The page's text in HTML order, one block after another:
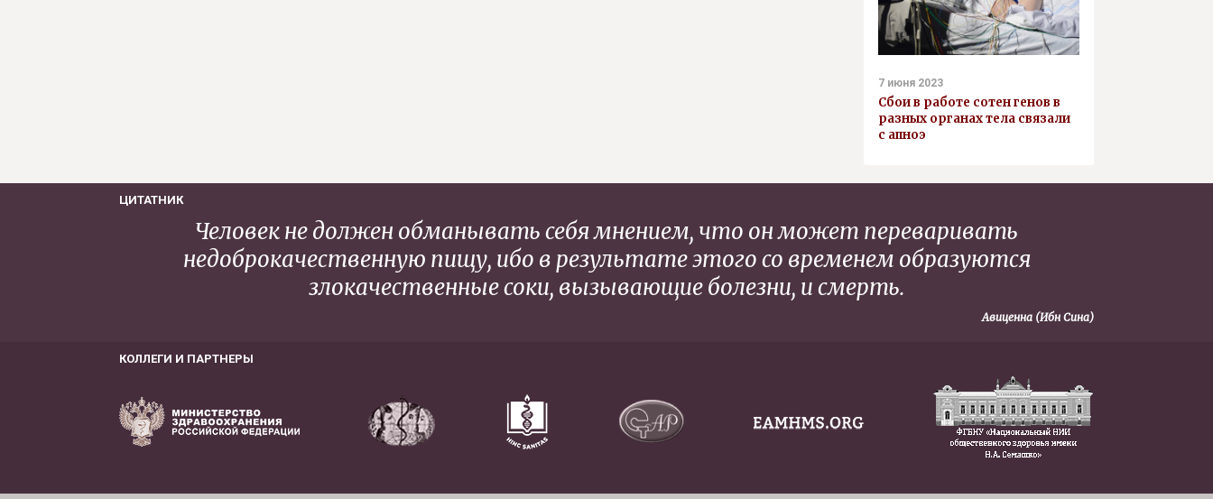
7 июня 2023
Сбои в работе сотен генов в
разных органах тела связали
с апноэ
ЦИТАТНИК
Человек не должен обманывать себя мнением, что он может переваривать
недоброкачественную пищу, ибо в результате этого со временем образуются
злокачественные соки, вызывающие болезни, и смерть.
Авиценна (Ибн Сина)
КОЛЛЕГИ И ПАРТНЕРЫ